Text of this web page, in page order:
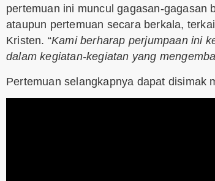
pertemuan ini muncul gagasan-gagasan
ataupun pertemuan secara berkala,
Kristen. “Kami berharap perjumpaan ini
dalam kegiatan-kegiatan yang
Pertemuan selangkapnya dapat disimak